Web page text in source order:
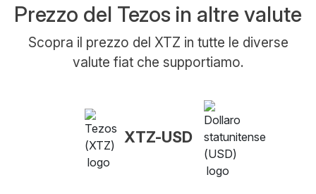
Prezzo del Tezos in altre valute
Scopra il prezzo del XTZ in tutte le diverse
valute fiat che supportiamo.
XTZ-USD